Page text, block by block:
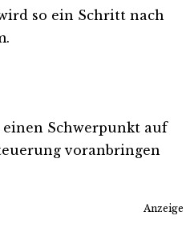
so ein Schritt nach
Schwerpunkt auf
voranbringen
Anzeige